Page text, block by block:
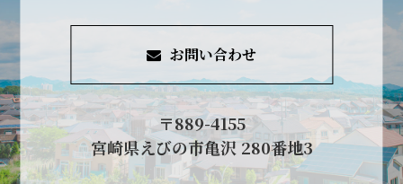
お問い合わせ
〒889-4155
宮崎県えびの市亀沢 280番地3